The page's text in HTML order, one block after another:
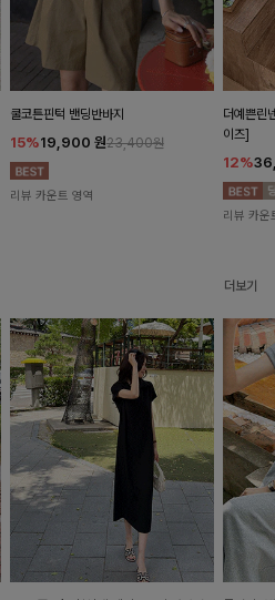
쿨코튼핀턱 밴딩반바지
15%19,900 원23,400원
리뷰 카운트 영역
더예쁜린
이즈]
12%
리뷰 카운
더보기